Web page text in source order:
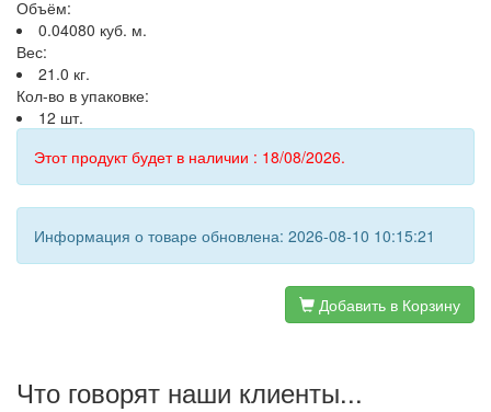
Объём:
0.04080 куб. м.
Вес:
21.0 кг.
Кол-во в упаковке:
12 шт.
Этот продукт будет в наличии : 18/08/2026.
Информация о товаре обновлена: 2026-08-10 10:15:21
Добавить в Корзину
Что говорят наши клиенты...